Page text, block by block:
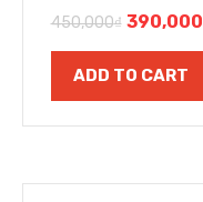
450,000₫ 390,000
ADD TO CART